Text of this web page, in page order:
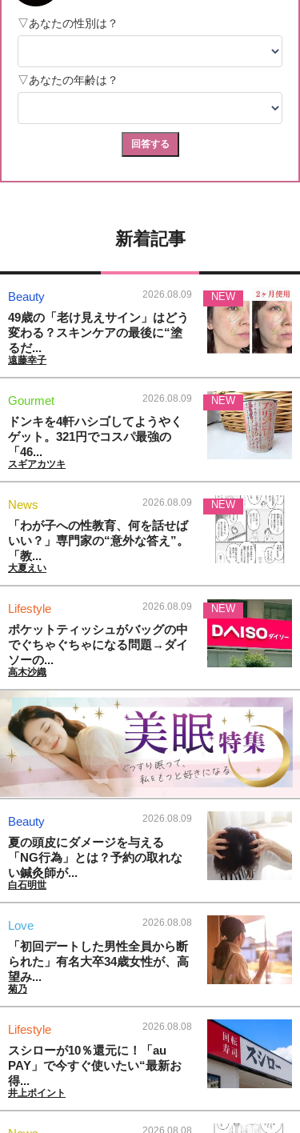
新着記事
Beauty 2026.08.09
49歳の「老け見えサイン」はどう
変わる？スキンケアの最後に“塗
るだ...
遠藤幸子
NEW
Gourmet 2026.08.09
ドンキを4軒ハシゴしてようやく
ゲット。321円でコスパ最強の
「46...
スギアカツキ
NEW
News 2026.08.09
「わが子への性教育、何を話せば
いい？」専門家の“意外な答え”。
「教...
大夏えい
NEW
Lifestyle 2026.08.09
ポケットティッシュがバッグの中
でぐちゃぐちゃになる問題→ダイ
ソーの...
高木沙織
NEW
Beauty 2026.08.09
夏の頭皮にダメージを与える
「NG行為」とは？予約の取れな
い鍼灸師が...
白石明世
Love 2026.08.08
「初回デートした男性全員から断
られた」有名大卒34歳女性が、高
望み...
菊乃
Lifestyle 2026.08.08
スシローが10％還元に！「au
PAY」で今すぐ使いたい“最新お
得...
井上ポイント